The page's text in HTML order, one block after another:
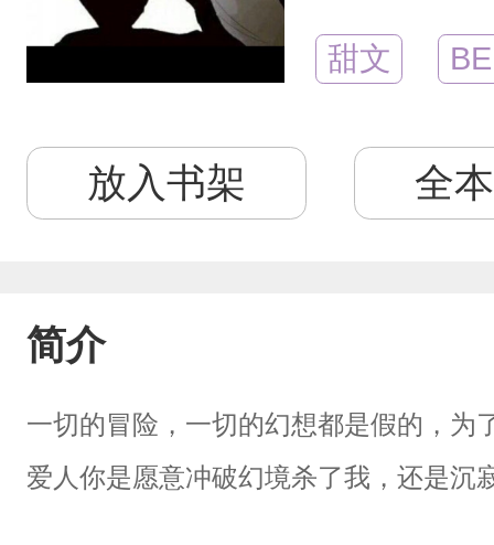
甜文 BE
放入书架 全
简介
一切的冒险，一切的幻想都是假的，为
爱人你是愿意冲破幻境杀了我，还是沉